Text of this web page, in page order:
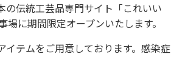
伝統工芸品専門サイト「これいい
に期間限定オープンいたします。
テムをご用意しております。感染症